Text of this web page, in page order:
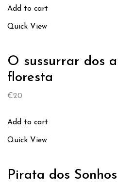
Add to cart
Quick View
O sussurrar dos
floresta
€20
Add to cart
Quick View
Pirata dos Sonhos